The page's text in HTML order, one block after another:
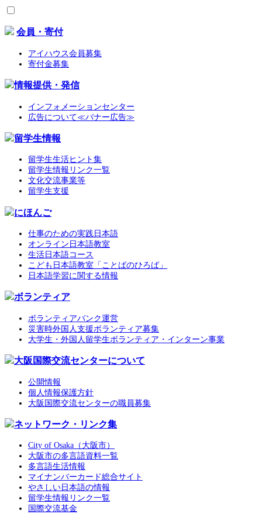
会員・寄付
アイハウス会員募集
寄付金募集
情報提供・発信
インフォメーションセンター
広告について≪バナー広告≫
留学生情報
留学生生活ヒント集
留学生情報リンク一覧
文化交流事業等
留学生支援
にほんご
仕事のための実践日本語
オンライン日本語教室
生活日本語コース
こども日本語教室「ことばのひろば」
日本語学習に関する情報
ボランティア
ボランティアバンク運営
災害時外国人支援ボランティア募集
大学生・外国人留学生ボランティア・インターン事業
大阪国際交流センターについて
公開情報
個人情報保護方針
大阪国際交流センターの職員募集
ネットワーク・リンク集
City of Osaka（大阪市）
大阪市の多言語資料一覧
多言語生活情報
マイナンバーカード総合サイト
やさしい日本語の情報
留学生情報リンク一覧
国際交流基金